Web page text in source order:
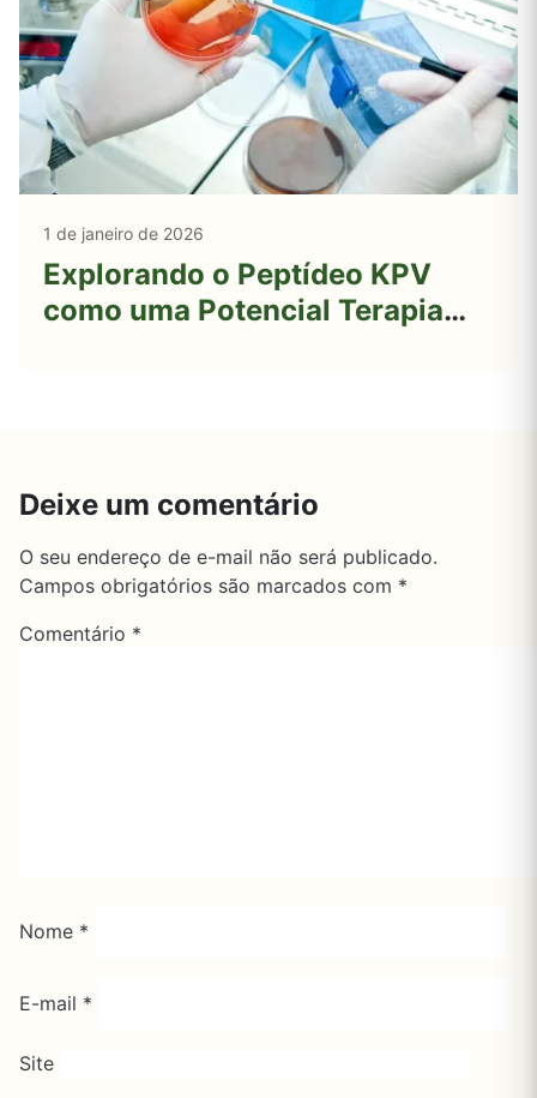
1 de janeiro de 2026
Explorando o Peptídeo KPV
como uma Potencial Terapia
Deixe um comentário
O seu endereço de e-mail não será publicado.
Campos obrigatórios são marcados com *
Comentário *
Nome *
E-mail *
Site